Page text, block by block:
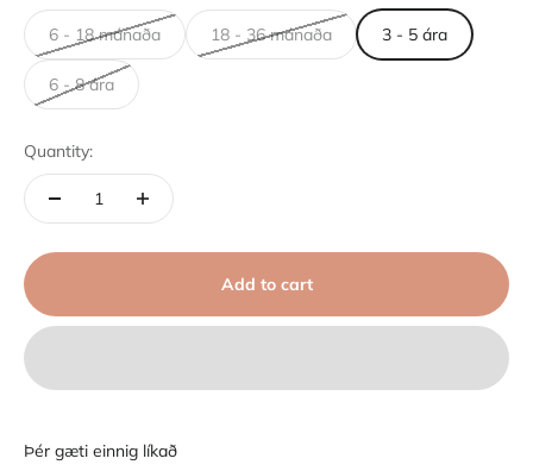
6 - 18 mánaða 18 - 36 mánaða 3 - 5 ára
6 - 8 ára
Quantity:
Add to cart